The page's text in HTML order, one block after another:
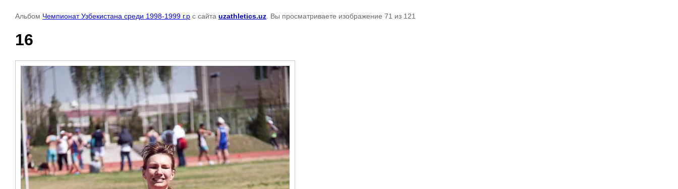
Альбом Чемпионат Узбекистана среди 1998-1999 г.р с сайта uzathletics.uz . Вы просматриваете изображение 71 из 121
16